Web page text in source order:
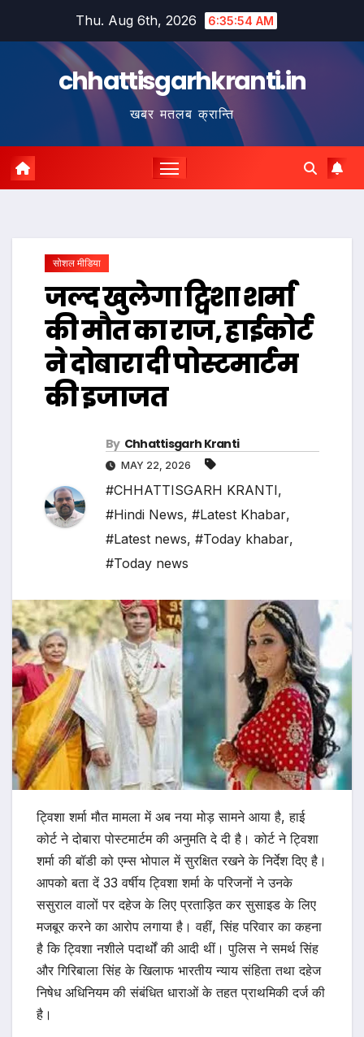
Thu. Aug 6th, 2026 6:35:54 AM
chhattisgarhkranti.in
खबर मतलब क्रान्ति
सोशल मीडिया
जल्द खुलेगा ट्विशा शर्मा
की मौत का राज, हाईकोर्ट
ने दोबारा दी पोस्टमार्टम
की इजाजत
By Chhattisgarh Kranti
MAY 22, 2026
#CHHATTISGARH KRANTI,
#Hindi News, #Latest Khabar,
#Latest news, #Today khabar,
#Today news
ट्विशा शर्मा मौत मामला में अब नया मोड़ सामने आया है, हाई
कोर्ट ने दोबारा पोस्टमार्टम की अनुमति दे दी है। कोर्ट ने ट्विशा
शर्मा की बॉडी को एम्स भोपाल में सुरक्षित रखने के निर्देश दिए है।
आपको बता दें 33 वर्षीय ट्विशा शर्मा के परिजनों ने उनके
ससुराल वालों पर दहेज के लिए प्रताड़ित कर सुसाइड के लिए
मजबूर करने का आरोप लगाया है। वहीं, सिंह परिवार का कहना
है कि ट्विशा नशीले पदार्थों की आदी थीं। पुलिस ने समर्थ सिंह
और गिरिबाला सिंह के खिलाफ भारतीय न्याय संहिता तथा दहेज
निषेध अधिनियम की संबंधित धाराओं के तहत प्राथमिकी दर्ज की
है।